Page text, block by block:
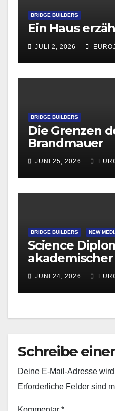
BRIDGE BUILDERS
Ein Haus
JULI 2, 2026
BRIDGE BUILDERS
Die Grenzen
Brandmauer
JUNI 25, 2026
BRIDGE BUILDERS NEW
Science
JUNI 24, 2026
Schreibe
Deine E-Mail-Adresse
Erforderliche Felder sind